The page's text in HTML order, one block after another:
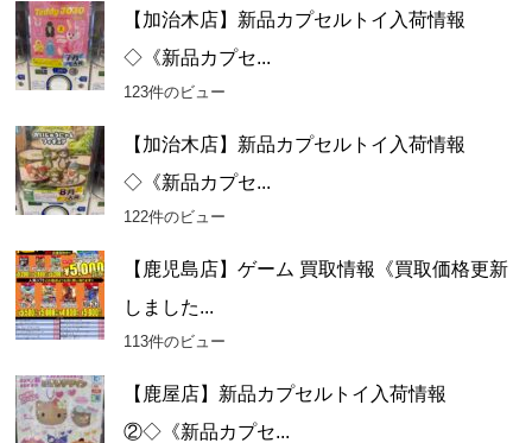
【加治木店】新品カプセルトイ入荷情報
◇《新品カプセ...
123件のビュー
【加治木店】新品カプセルトイ入荷情報
◇《新品カプセ...
122件のビュー
【鹿児島店】ゲーム 買取情報《買取価格更新
しました...
113件のビュー
【鹿屋店】新品カプセルトイ入荷情報
②◇《新品カプセ...